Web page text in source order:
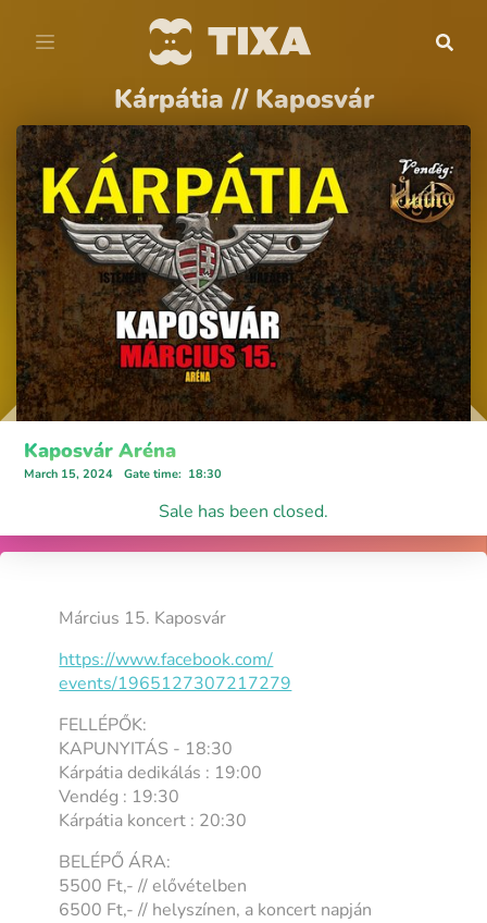
Kárpátia // Kaposvár
Kaposvár Aréna
March 15, 2024 Gate time: 18:30
Sale has been closed.
Március 15. Kaposvár
https://www.facebook.com/
events/1965127307217279
FELLÉPŐK:
KAPUNYITÁS - 18:30
Kárpátia dedikálás : 19:00
Vendég : 19:30
Kárpátia koncert : 20:30
BELÉPŐ ÁRA:
5500 Ft,- // elővételben
6500 Ft,- // helyszínen, a koncert napján